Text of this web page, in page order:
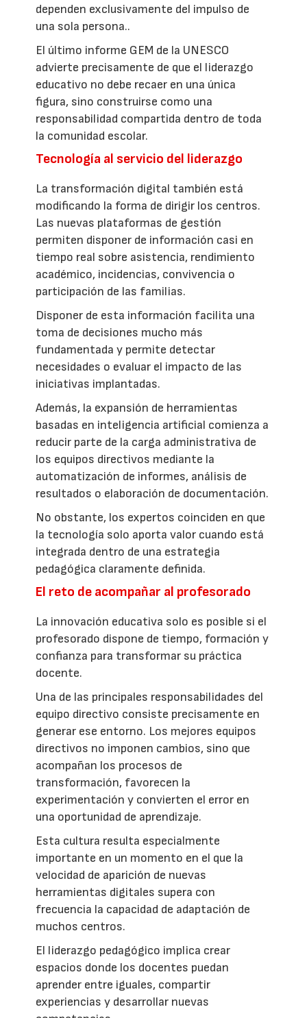
dependen exclusivamente del impulso de
una sola persona..
El último informe GEM de la UNESCO
advierte precisamente de que el liderazgo
educativo no debe recaer en una única
figura, sino construirse como una
responsabilidad compartida dentro de toda
la comunidad escolar.
Tecnología al servicio del liderazgo
La transformación digital también está
modificando la forma de dirigir los centros.
Las nuevas plataformas de gestión
permiten disponer de información casi en
tiempo real sobre asistencia, rendimiento
académico, incidencias, convivencia o
participación de las familias.
Disponer de esta información facilita una
toma de decisiones mucho más
fundamentada y permite detectar
necesidades o evaluar el impacto de las
iniciativas implantadas.
Además, la expansión de herramientas
basadas en inteligencia artificial comienza a
reducir parte de la carga administrativa de
los equipos directivos mediante la
automatización de informes, análisis de
resultados o elaboración de documentación.
No obstante, los expertos coinciden en que
la tecnología solo aporta valor cuando está
integrada dentro de una estrategia
pedagógica claramente definida.
El reto de acompañar al profesorado
La innovación educativa solo es posible si el
profesorado dispone de tiempo, formación y
confianza para transformar su práctica
docente.
Una de las principales responsabilidades del
equipo directivo consiste precisamente en
generar ese entorno. Los mejores equipos
directivos no imponen cambios, sino que
acompañan los procesos de
transformación, favorecen la
experimentación y convierten el error en
una oportunidad de aprendizaje.
Esta cultura resulta especialmente
importante en un momento en el que la
velocidad de aparición de nuevas
herramientas digitales supera con
frecuencia la capacidad de adaptación de
muchos centros.
El liderazgo pedagógico implica crear
espacios donde los docentes puedan
aprender entre iguales, compartir
experiencias y desarrollar nuevas